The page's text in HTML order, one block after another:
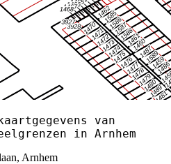
van
in Arnhem
Arnhem